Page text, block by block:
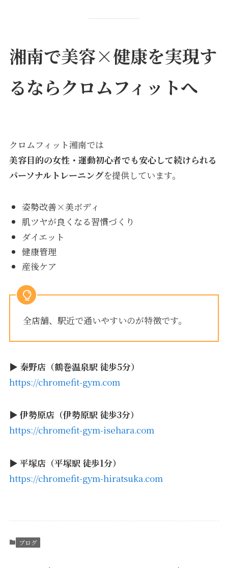
湘南で美容×健康を実現す
るならクロムフィットへ
クロムフィット湘南では
美容目的の女性・運動初心者でも安心して続けられる
パーソナルトレーニングを提供しています。
姿勢改善×美ボディ
肌ツヤが良くなる習慣づくり
ダイエット
健康管理
産後ケア
全店舗、駅近で通いやすいのが特徴です。
▶ 秦野店（鶴巻温泉駅 徒歩5分）
https://chromefit-gym.com
▶ 伊勢原店（伊勢原駅 徒歩3分）
https://chromefit-gym-isehara.com
▶ 平塚店（平塚駅 徒歩1分）
https://chromefit-gym-hiratsuka.com
ブログ